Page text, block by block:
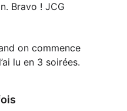
Bravo ! JCG
on commence
lu en 3 soirées.